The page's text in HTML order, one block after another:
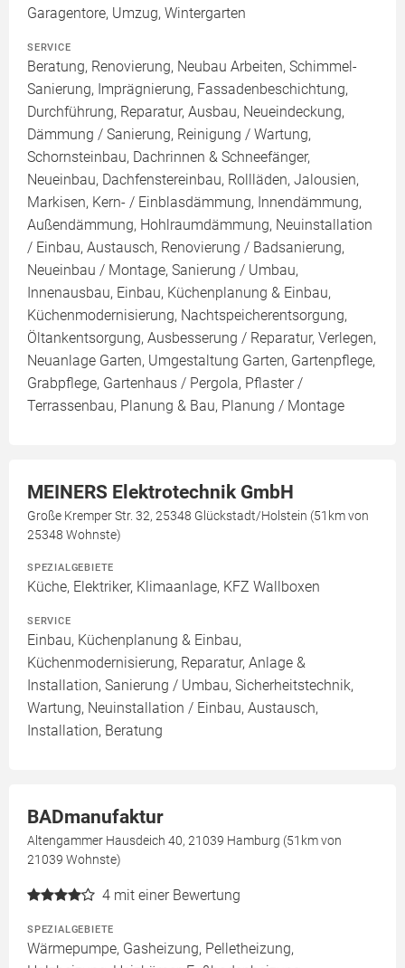
Garagentore, Umzug, Wintergarten
SERVICE
Beratung, Renovierung, Neubau Arbeiten, Schimmel-
Sanierung, Imprägnierung, Fassadenbeschichtung,
Durchführung, Reparatur, Ausbau, Neueindeckung,
Dämmung / Sanierung, Reinigung / Wartung,
Schornsteinbau, Dachrinnen & Schneefänger,
Neueinbau, Dachfenstereinbau, Rollläden, Jalousien,
Markisen, Kern- / Einblasdämmung, Innendämmung,
Außendämmung, Hohlraumdämmung, Neuinstallation
/ Einbau, Austausch, Renovierung / Badsanierung,
Neueinbau / Montage, Sanierung / Umbau,
Innenausbau, Einbau, Küchenplanung & Einbau,
Küchenmodernisierung, Nachtspeicherentsorgung,
Öltankentsorgung, Ausbesserung / Reparatur, Verlegen,
Neuanlage Garten, Umgestaltung Garten, Gartenpflege,
Grabpflege, Gartenhaus / Pergola, Pflaster /
Terrassenbau, Planung & Bau, Planung / Montage
MEINERS Elektrotechnik GmbH
Große Kremper Str. 32, 25348 Glückstadt/Holstein (51km von
25348 Wohnste)
SPEZIALGEBIETE
Küche, Elektriker, Klimaanlage, KFZ Wallboxen
SERVICE
Einbau, Küchenplanung & Einbau,
Küchenmodernisierung, Reparatur, Anlage &
Installation, Sanierung / Umbau, Sicherheitstechnik,
Wartung, Neuinstallation / Einbau, Austausch,
Installation, Beratung
BADmanufaktur
Altengammer Hausdeich 40, 21039 Hamburg (51km von
21039 Wohnste)
4 mit einer Bewertung
SPEZIALGEBIETE
Wärmepumpe, Gasheizung, Pelletheizung,